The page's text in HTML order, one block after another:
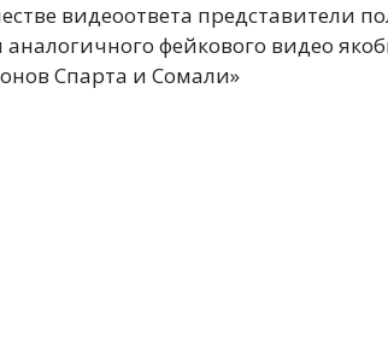
видеоответа представители
фейкового видео
Спарта и Сомали»